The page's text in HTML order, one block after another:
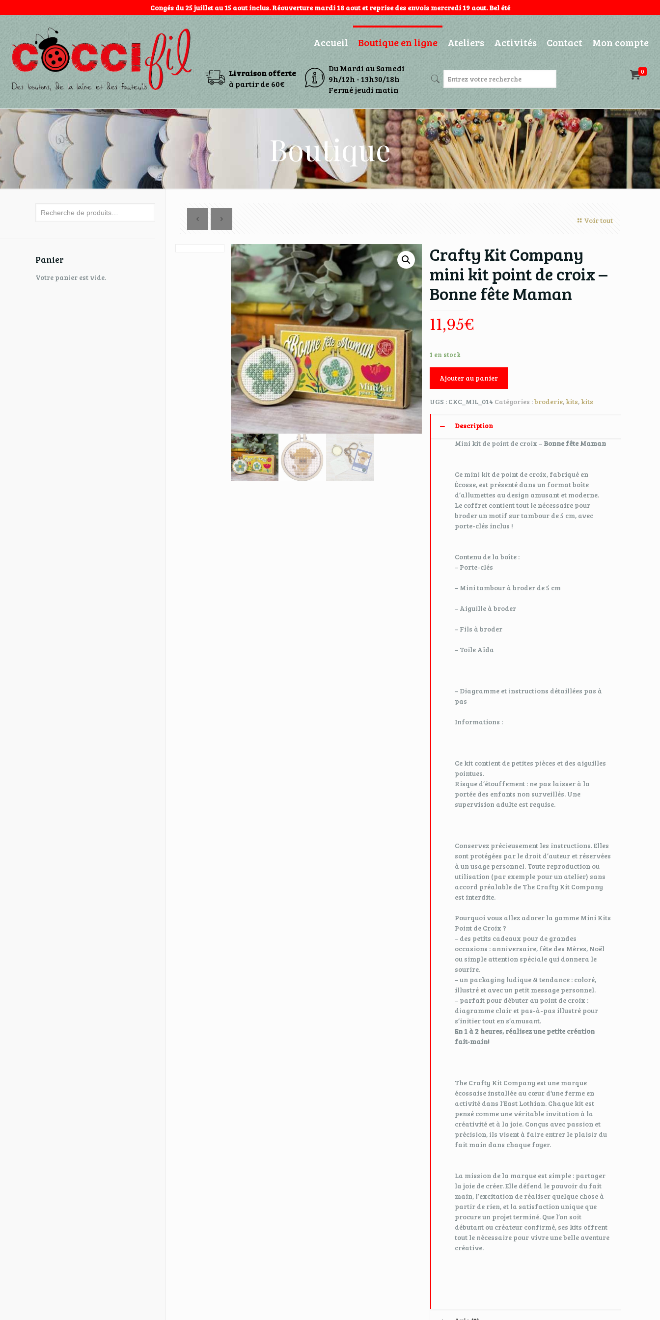
Congés du 25 juillet au 15 aout inclus. Réouverture mardi 18 aout et reprise des envois mercredi 19 aout. Bel été
Accueil Boutique en ligne Ateliers Activités Contact Mon compte
0
Livraison offerte
à partir de 60€
Du Mardi au Samedi
9h/12h - 13h30/18h
Fermé jeudi matin
Boutique
Voir tout
Crafty Kit Company
mini kit point de croix –
Bonne fête Maman
11,95€
1 en stock
Ajouter au panier
UGS : CKC_MIL_014 Catégories :broderie, kits, kits
Description
Mini kit de point de croix – Bonne fête Maman
Ce mini kit de point de croix, fabriqué en
Écosse, est présenté dans un format boîte
d’allumettes au design amusant et moderne.
Le coffret contient tout le nécessaire pour
broder un motif sur tambour de 5 cm, avec
porte-clés inclus !
Contenu de la boîte :
– Porte-clés
– Mini tambour à broder de 5 cm
– Aiguille à broder
– Fils à broder
– Toile Aïda
– Diagramme et instructions détaillées pas à
pas
Informations :
Ce kit contient de petites pièces et des aiguilles
pointues.
Risque d’étouffement : ne pas laisser à la
portée des enfants non surveillés. Une
supervision adulte est requise.
Conservez précieusement les instructions. Elles
sont protégées par le droit d’auteur et réservées
à un usage personnel. Toute reproduction ou
utilisation (par exemple pour un atelier) sans
accord préalable de The Crafty Kit Company
est interdite.
Pourquoi vous allez adorer la gamme Mini Kits
Point de Croix ?
– des petits cadeaux pour de grandes
occasions : anniversaire, fête des Mères, Noël
ou simple attention spéciale qui donnera le
sourire.
– un packaging ludique & tendance : coloré,
illustré et avec un petit message personnel.
– parfait pour débuter au point de croix :
diagramme clair et pas-à-pas illustré pour
s’initier tout en s’amusant.
En 1 à 2 heures, réalisez une petite création
fait-main!
The Crafty Kit Company est une marque
écossaise installée au cœur d’une ferme en
activité dans l’East Lothian. Chaque kit est
pensé comme une véritable invitation à la
créativité et à la joie. Conçus avec passion et
précision, ils visent à faire entrer le plaisir du
fait main dans chaque foyer.
La mission de la marque est simple : partager
la joie de créer. Elle défend le pouvoir du fait
main, l’excitation de réaliser quelque chose à
partir de rien, et la satisfaction unique que
procure un projet terminé. Que l’on soit
débutant ou créateur confirmé, ses kits offrent
tout le nécessaire pour vivre une belle aventure
créative.
Panier
Votre panier est vide.